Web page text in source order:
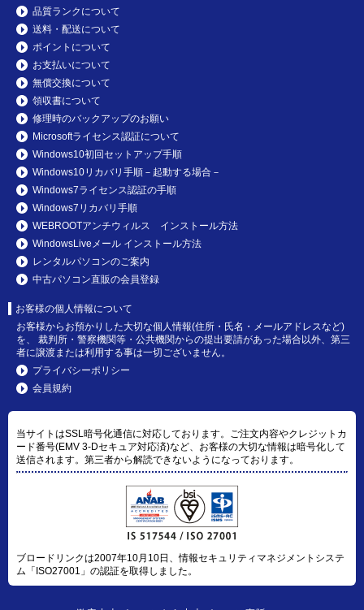
品質ランクについて
送料・配送について
ポイントについて
お支払いについて
無償交換について
領収書について
修理時のバックアップのお願い
Microsoftライセンス認証について
Windows10初回セットアップ手順
Windows10リカバリ手順－起動する場合－
Windows7ライセンス認証の手順
Windows7リカバリ手順
WEBROOTアンチウィルス インストール方法
WindowsLiveメール インストール方法
レンタルパソコンのご案内
中古パソコン直販の会員登録
お客様の個人情報について
お客様からお預かりした大切な個人情報(住所・氏名・メールアドレスなど)
を、 裁判所・警察機関等・公共機関からの提出要請があった場合以外、第三
者に譲渡または利用する事は一切ございません。
プライバシーポリシー
会員規約
当サイトはSSL暗号化通信に対応しております。ご注文内容やクレジットカ
ード番号(EMV 3-Dセキュア対応済)など、お客様の大切な情報は暗号化して
送信されます。第三者から解読できないようになっております。
ブロードリンクは2007年10月10日、情報セキュリティマネジメントシステ
ム「ISO27001」の認証を取得しました。